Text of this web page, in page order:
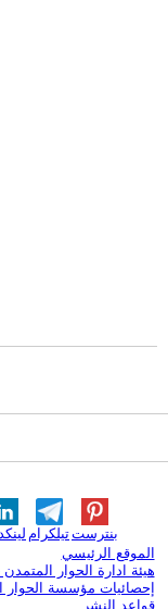
تيلكرامبنترست
الموقع الرئيسي
هيئة ادارة الحوار المتمدن
إحصائيات مؤسسة الحوار
قواعد النشر